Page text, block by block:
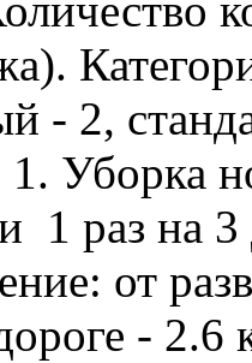
- 2,
Уборка
1 раз на
от
- 2.6